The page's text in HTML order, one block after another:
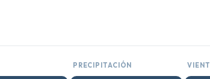
PRECIPITACIÓN